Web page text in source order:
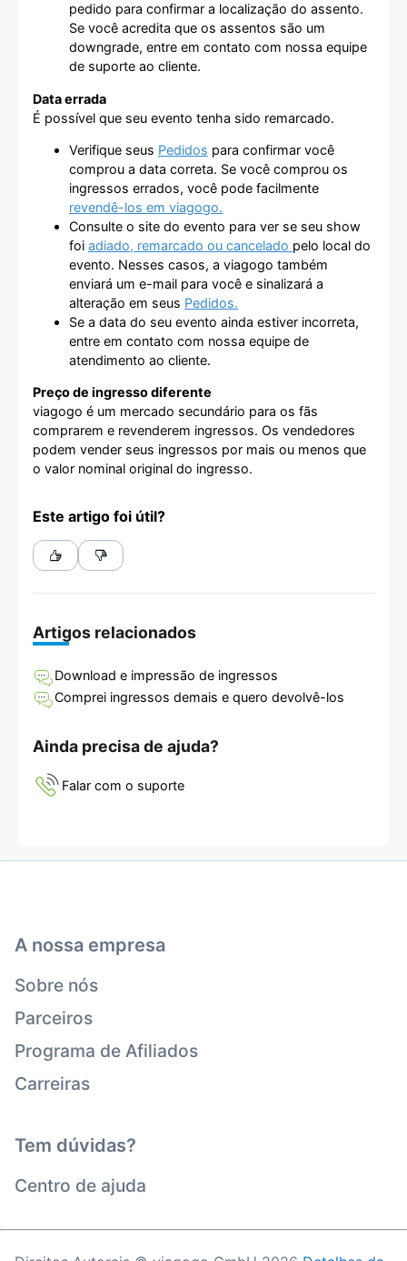
pedido para confirmar a localização do assento.
Se você acredita que os assentos são um
downgrade, entre em contato com nossa equipe
de suporte ao cliente.
Data errada
É possível que seu evento tenha sido remarcado.
Verifique seus Pedidos para confirmar você
comprou a data correta. Se você comprou os
ingressos errados, você pode facilmente
revendê-los em viagogo.
Consulte o site do evento para ver se seu show
foi adiado, remarcado ou cancelado pelo local do
evento. Nesses casos, a viagogo também
enviará um e-mail para você e sinalizará a
alteração em seus Pedidos.
Se a data do seu evento ainda estiver incorreta,
entre em contato com nossa equipe de
atendimento ao cliente.
Preço de ingresso diferente
viagogo é um mercado secundário para os fãs
comprarem e revenderem ingressos. Os vendedores
podem vender seus ingressos por mais ou menos que
o valor nominal original do ingresso.
Este artigo foi útil?
Artigos relacionados
Download e impressão de ingressos
Comprei ingressos demais e quero devolvê-los
Ainda precisa de ajuda?
Falar com o suporte
A nossa empresa
Sobre nós
Parceiros
Programa de Afiliados
Carreiras
Tem dúvidas?
Centro de ajuda